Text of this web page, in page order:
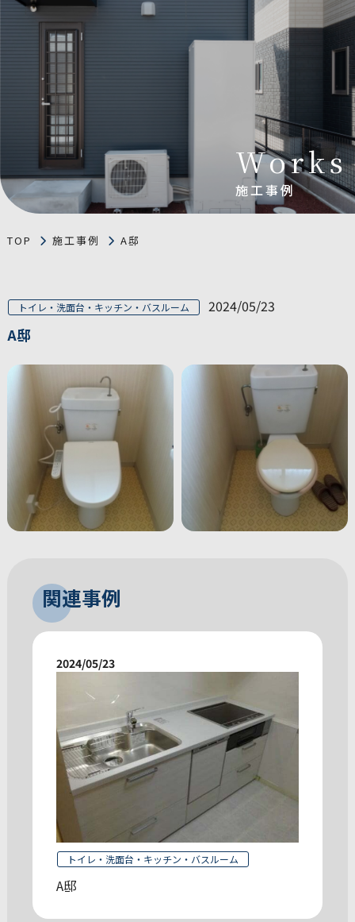
Works
施工事例
TOP 施工事例 A邸
トイレ・洗面台・キッチン・バスルーム 2024/05/23
A邸
関連事例
2024/05/23
トイレ・洗面台・キッチン・バスルーム
A邸